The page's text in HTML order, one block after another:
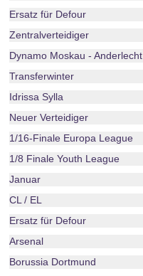
Ersatz für Defour
Zentralverteidiger
Dynamo Moskau - Anderlecht
Transferwinter
Idrissa Sylla
Neuer Verteidiger
1/16-Finale Europa League
1/8 Finale Youth League
Januar
CL / EL
Ersatz für Defour
Arsenal
Borussia Dortmund